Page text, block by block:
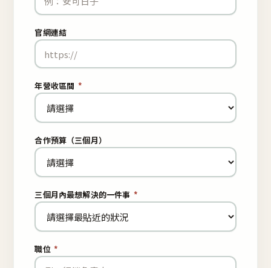
官網連結
年營收區間 *
合作預算（三個月）
三個月內最想解決的一件事 *
職位 *